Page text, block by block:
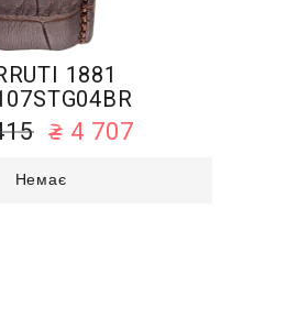
1881
4 707
Немає